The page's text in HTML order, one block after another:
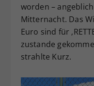
worden –
Mitternacht. Das
Euro sind für
zustande
strahlte Kurz.